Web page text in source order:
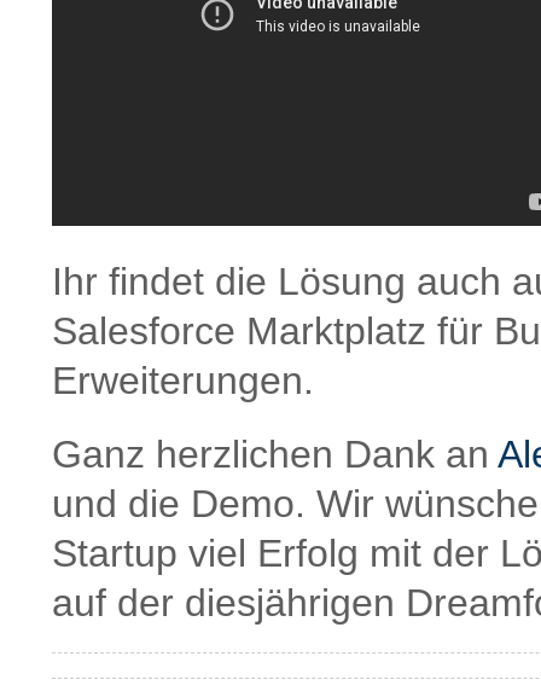
Ihr findet die Lösung auch
Salesforce Marktplatz für
Erweiterungen.
Ganz herzlichen Dank an
und die Demo. Wir
Startup viel Erfolg mit der
auf der diesjährigen